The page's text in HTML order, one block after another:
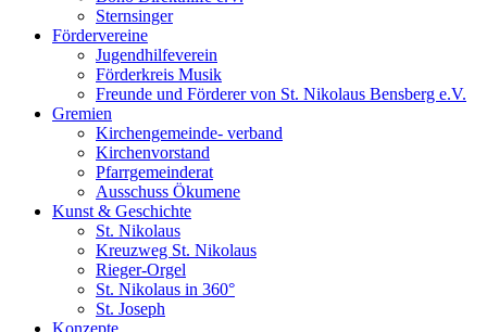
Sternsinger
Fördervereine
Jugendhilfeverein
Förderkreis Musik
Freunde und Förderer von St. Nikolaus Bensberg e.V.
Gremien
Kirchengemeinde- verband
Kirchenvorstand
Pfarrgemeinderat
Ausschuss Ökumene
Kunst & Geschichte
St. Nikolaus
Kreuzweg St. Nikolaus
Rieger-Orgel
St. Nikolaus in 360°
St. Joseph
Konzepte